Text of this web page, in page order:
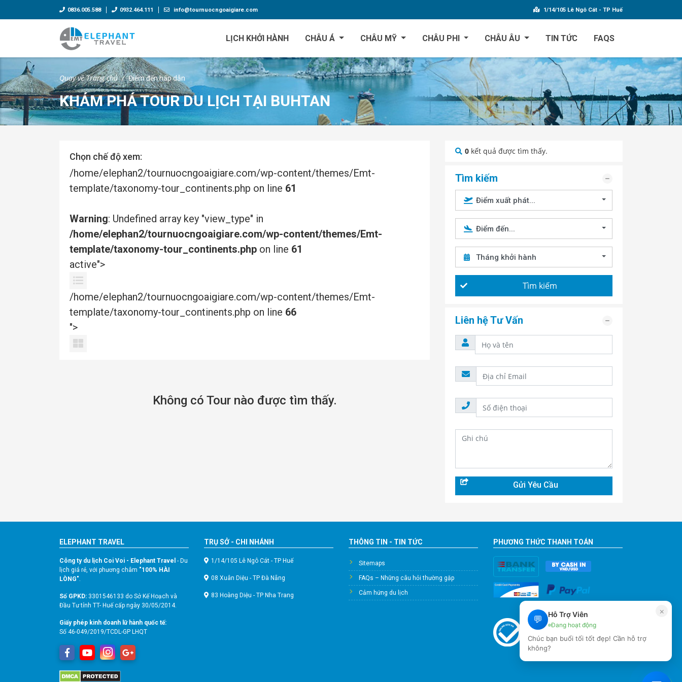
0836.005.588 0932.464.111 info@tournuocngoaigiare.com 1/14/105 Lê Ngô Cát - TP Huế
LỊCH KHỞI HÀNH CHÂU Á CHÂU MỸ CHÂU PHI CHÂU ÂU TIN TỨC FAQS
Quay về Trang chủ Điểm đến hấp dẫn
KHÁM PHÁ TOUR DU LỊCH TẠI BUHTAN
Chọn chế độ xem:
/home/elephan2/tournuocngoaigiare.com/wp-content/themes/Emt-
template/taxonomy-tour_continents.php on line 61
Warning: Undefined array key "view_type" in
/home/elephan2/tournuocngoaigiare.com/wp-content/themes/Emt-
template/taxonomy-tour_continents.php on line 61
active">
/home/elephan2/tournuocngoaigiare.com/wp-content/themes/Emt-
template/taxonomy-tour_continents.php on line 66
">
Không có Tour nào được tìm thấy.
0 kết quả được tìm thấy.
Tìm kiếm
Điểm xuất phát...
Điểm đến...
Tháng khởi hành
Tìm kiếm
Liên hệ Tư Vấn
ELEPHANT TRAVEL
Công ty du lịch Coi Voi - Elephant Travel - Du
lịch giá rẻ, với phương châm "100% HÀI
LÒNG".
Số GPKD: 3301546133 do Sở Kế Hoạch và
Đầu Tư tỉnh TT- Huế cấp ngày 30/05/2014.
Giấy phép kinh doanh lữ hành quốc tế:
Số 46-049/2019/TCDL-GP LHQT
TRỤ SỞ - CHI NHÁNH
1/14/105 Lê Ngô Cát - TP Huế
08 Xuân Diệu - TP Đà Nẵng
83 Hoàng Diệu - TP Nha Trang
THÔNG TIN - TIN TỨC
Sitemaps
FAQs – Những câu hỏi thường gặp
Cảm hứng du lịch
PHƯƠNG THỨC THANH TOÁN
×
💬 Hỗ Trợ Viên
Đang hoạt động
Chúc bạn buổi tối tốt đẹp! Cần hỗ trợ
không?